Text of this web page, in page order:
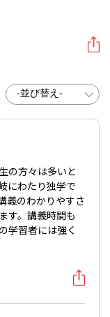
の方々は多いと
にわたり独学で
義のわかりやすさ
す。講義時間も
学習者には強く